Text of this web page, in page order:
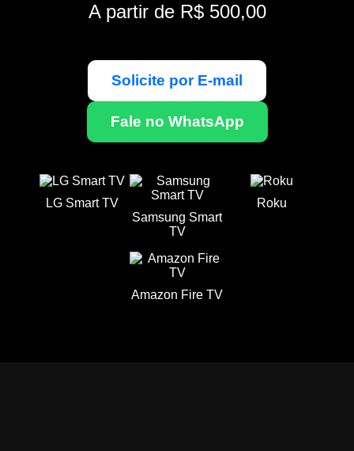
A partir de R$ 500,00
Solicite por E-mail
Fale no WhatsApp
LG Smart TV
Samsung Smart
TV
Roku
Amazon Fire TV